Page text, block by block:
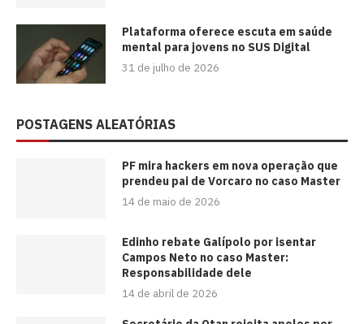
Plataforma oferece escuta em saúde
mental para jovens no SUS Digital
31 de julho de 2026
POSTAGENS ALEATÓRIAS
PF mira hackers em nova operação que
prendeu pai de Vorcaro no caso Master
14 de maio de 2026
Edinho rebate Galípolo por isentar
Campos Neto no caso Master:
Responsabilidade dele
14 de abril de 2026